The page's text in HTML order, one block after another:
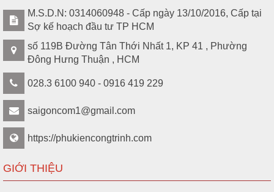
M.S.D.N: 0314060948 - Cấp ngày 13/10/2016, Cấp tại
Sợ kế hoạch đầu tư TP HCM
số 119B Đường Tân Thới Nhất 1, KP 41 , Phường
Đông Hưng Thuận , HCM
028.3 6100 940 - 0916 419 229
saigoncom1@gmail.com
https://phukiencongtrinh.com
GIỚI THIỆU